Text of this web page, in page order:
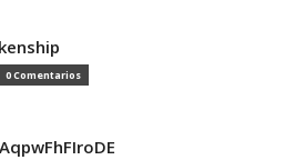
0 Comentarios